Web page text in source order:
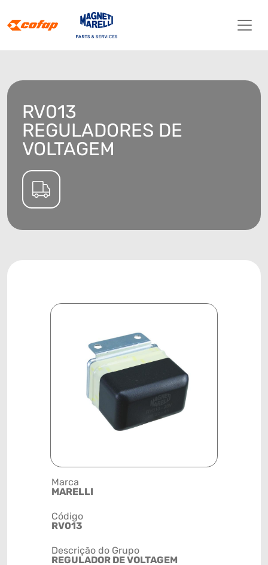
RV013
REGULADORES DE
VOLTAGEM
Marca
MARELLI
Código
RV013
Descrição do Grupo
REGULADOR DE VOLTAGEM